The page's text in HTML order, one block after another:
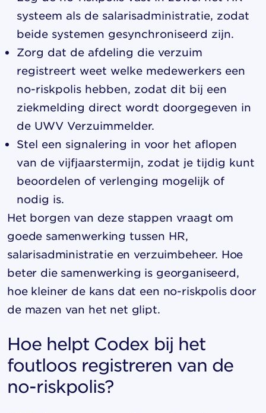
systeem als de salarisadministratie, zodat
beide systemen gesynchroniseerd zijn.
Zorg dat de afdeling die verzuim
registreert weet welke medewerkers een
no-riskpolis hebben, zodat dit bij een
ziekmelding direct wordt doorgegeven in
de UWV Verzuimmelder.
Stel een signalering in voor het aflopen
van de vijfjaarstermijn, zodat je tijdig kunt
beoordelen of verlenging mogelijk of
nodig is.
Het borgen van deze stappen vraagt om
goede samenwerking tussen HR,
salarisadministratie en verzuimbeheer. Hoe
beter die samenwerking is georganiseerd,
hoe kleiner de kans dat een no-riskpolis door
de mazen van het net glipt.
Hoe helpt Codex bij het
foutloos registreren van de
no-riskpolis?